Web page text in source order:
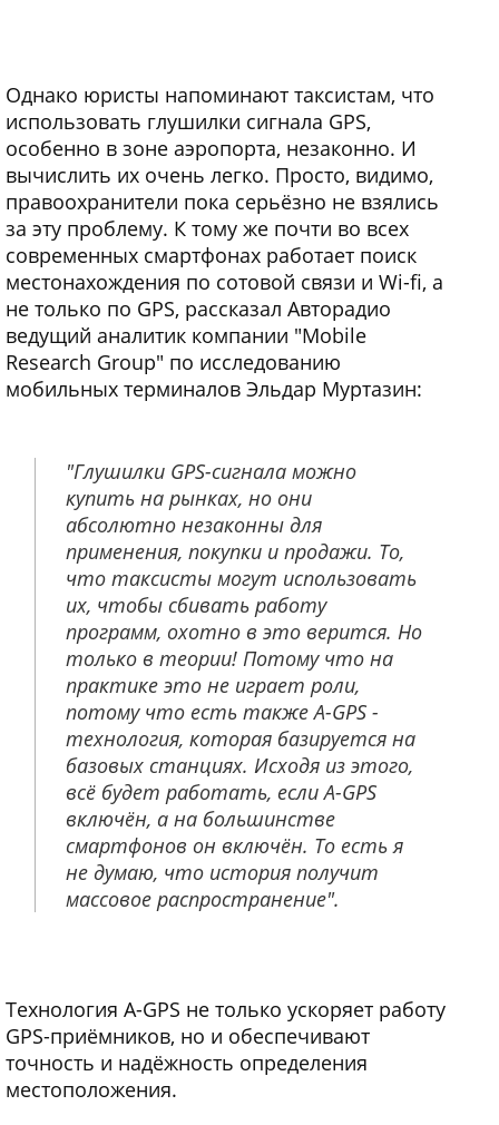
Однако юристы напоминают таксистам, что
использовать глушилки сигнала GPS,
особенно в зоне аэропорта, незаконно. И
вычислить их очень легко. Просто, видимо,
правоохранители пока серьёзно не взялись
за эту проблему. К тому же почти во всех
современных смартфонах работает поиск
местонахождения по сотовой связи и Wi-fi, а
не только по GPS, рассказал Авторадио
ведущий аналитик компании "Mobile
Research Group" по исследованию
мобильных терминалов Эльдар Муртазин:
"Глушилки GPS-сигнала можно
купить на рынках, но они
абсолютно незаконны для
применения, покупки и продажи. То,
что таксисты могут использовать
их, чтобы сбивать работу
программ, охотно в это верится. Но
только в теории! Потому что на
практике это не играет роли,
потому что есть также A-GPS -
технология, которая базируется на
базовых станциях. Исходя из этого,
всё будет работать, если A-GPS
включён, а на большинстве
смартфонов он включён. То есть я
не думаю, что история получит
массовое распространение".
Технология A-GPS не только ускоряет работу
GPS-приёмников, но и обеспечивают
точность и надёжность определения
местоположения.